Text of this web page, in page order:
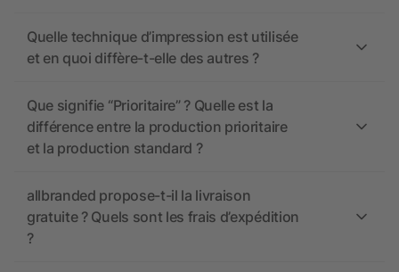
Quelle technique d’impression est utilisée
et en quoi diffère-t-elle des autres ?
Que signifie “Prioritaire” ? Quelle est la
différence entre la production prioritaire
et la production standard ?
allbranded propose-t-il la livraison
gratuite ? Quels sont les frais d’expédition
?